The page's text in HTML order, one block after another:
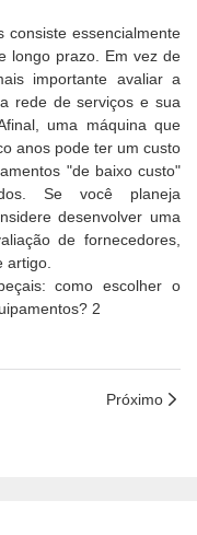
consiste essencialmente
longo prazo. Em vez de
importante avaliar a
rede de serviços e sua
uma máquina que
anos pode ter um custo
"de baixo custo"
Se você planeja
desenvolver uma
de fornecedores,
artigo.
Próximo